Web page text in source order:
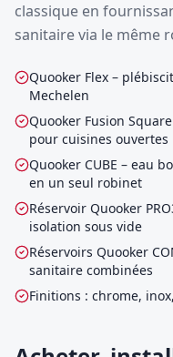
classique en
sanitaire via le même
Quooker Flex –
Mechelen
Quooker Fusion
pour cuisines ouvertes
Quooker CUBE – eau
en un seul robinet
Réservoir Quooker
isolation sous vide
Réservoirs Quooker
sanitaire combinées
Finitions : chrome,